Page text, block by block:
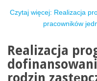
Czytaj więcej: Realizacja
pracowników
Realizacja